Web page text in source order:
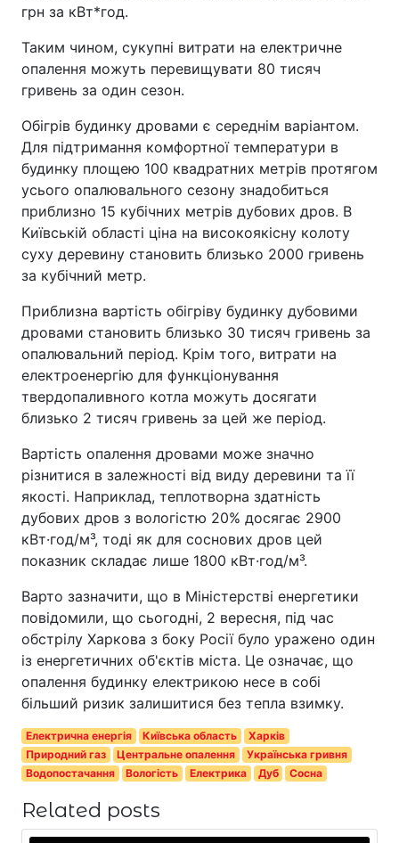
грн за кВт*год.
Таким чином, сукупні витрати на електричне
опалення можуть перевищувати 80 тисяч
гривень за один сезон.
Обігрів будинку дровами є середнім варіантом.
Для підтримання комфортної температури в
будинку площею 100 квадратних метрів протягом
усього опалювального сезону знадобиться
приблизно 15 кубічних метрів дубових дров. В
Київській області ціна на високоякісну колоту
суху деревину становить близько 2000 гривень
за кубічний метр.
Приблизна вартість обігріву будинку дубовими
дровами становить близько 30 тисяч гривень за
опалювальний період. Крім того, витрати на
електроенергію для функціонування
твердопаливного котла можуть досягати
близько 2 тисяч гривень за цей же період.
Вартість опалення дровами може значно
різнитися в залежності від виду деревини та її
якості. Наприклад, теплотворна здатність
дубових дров з вологістю 20% досягає 2900
кВт·год/м³, тоді як для соснових дров цей
показник складає лише 1800 кВт·год/м³.
Варто зазначити, що в Міністерстві енергетики
повідомили, що сьогодні, 2 вересня, під час
обстрілу Харкова з боку Росії було уражено один
із енергетичних об'єктів міста. Це означає, що
опалення будинку електрикою несе в собі
більший ризик залишитися без тепла взимку.
Електрична енергія Київська область
Харків
Природний газ
Центральне опалення
Українська гривня
Водопостачання
Вологість Електрика Дуб Сосна
Related posts